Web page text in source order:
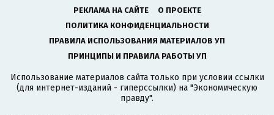
РЕКЛАМА НА САЙТЕ
О ПРОЕКТЕ
ПОЛИТИКА КОНФИДЕНЦИАЛЬНОСТИ
ПРАВИЛА ИСПОЛЬЗОВАНИЯ МАТЕРИАЛОВ УП
ПРИНЦИПЫ И ПРАВИЛА РАБОТЫ УП
Использование материалов сайта только при условии ссылки
(для интернет-изданий - гиперссылки) на "Экономическую
правду".